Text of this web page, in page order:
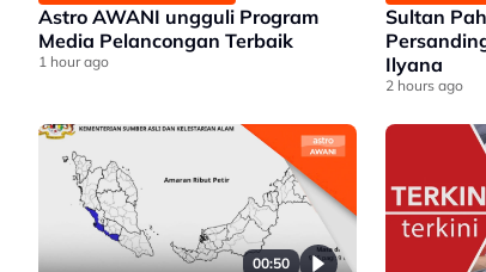
Astro AWANI ungguli Program
Media Pelancongan Terbaik
1 hour ago
Sultan
Ilyana
2 hours ago
00:50